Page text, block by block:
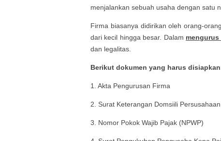
menjalankan sebuah usaha dengan satu
Firma biasanya didirikan oleh orang-
dari kecil hingga besar. Dalam mengurus
dan legalitas.
Berikut dokumen yang harus
1. Akta Pengurusan Firma
2. Surat Keterangan Domsiili
3. Nomor Pokok Wajib Pajak (NPWP)